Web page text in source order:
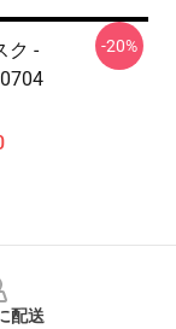
ク -
-20%
配送